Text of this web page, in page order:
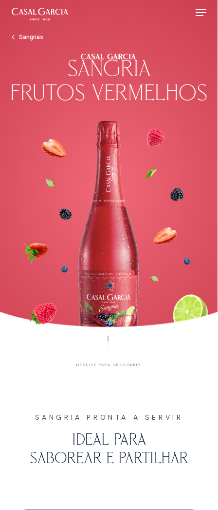
Skip
main
Menu
DESLIZE PARA DESCOBRIR
sangria
frutos vermelhos
Sangrias
SANGRIA PRONTA A SERVIR
Ideal para
saborear e partilhar